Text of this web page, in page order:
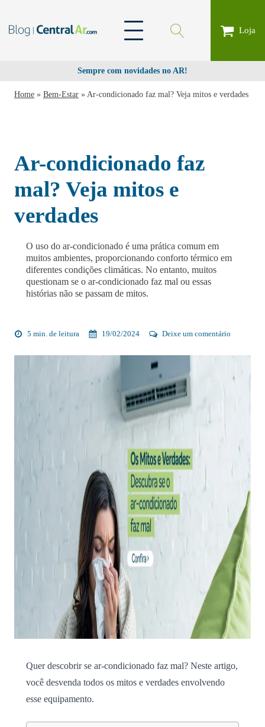
Loja
Sempre com novidades no AR!
Home » Bem-Estar » Ar-condicionado faz mal? Veja mitos e verdades
Ar-condicionado faz
mal? Veja mitos e
verdades
O uso do ar-condicionado é uma prática comum em
muitos ambientes, proporcionando conforto térmico em
diferentes condições climáticas. No entanto, muitos
questionam se o ar-condicionado faz mal ou essas
histórias não se passam de mitos.
5 min. de leitura 19/02/2024 Deixe um comentário
Quer descobrir se ar-condicionado faz mal? Neste artigo,
você desvenda todos os mitos e verdades envolvendo
esse equipamento.